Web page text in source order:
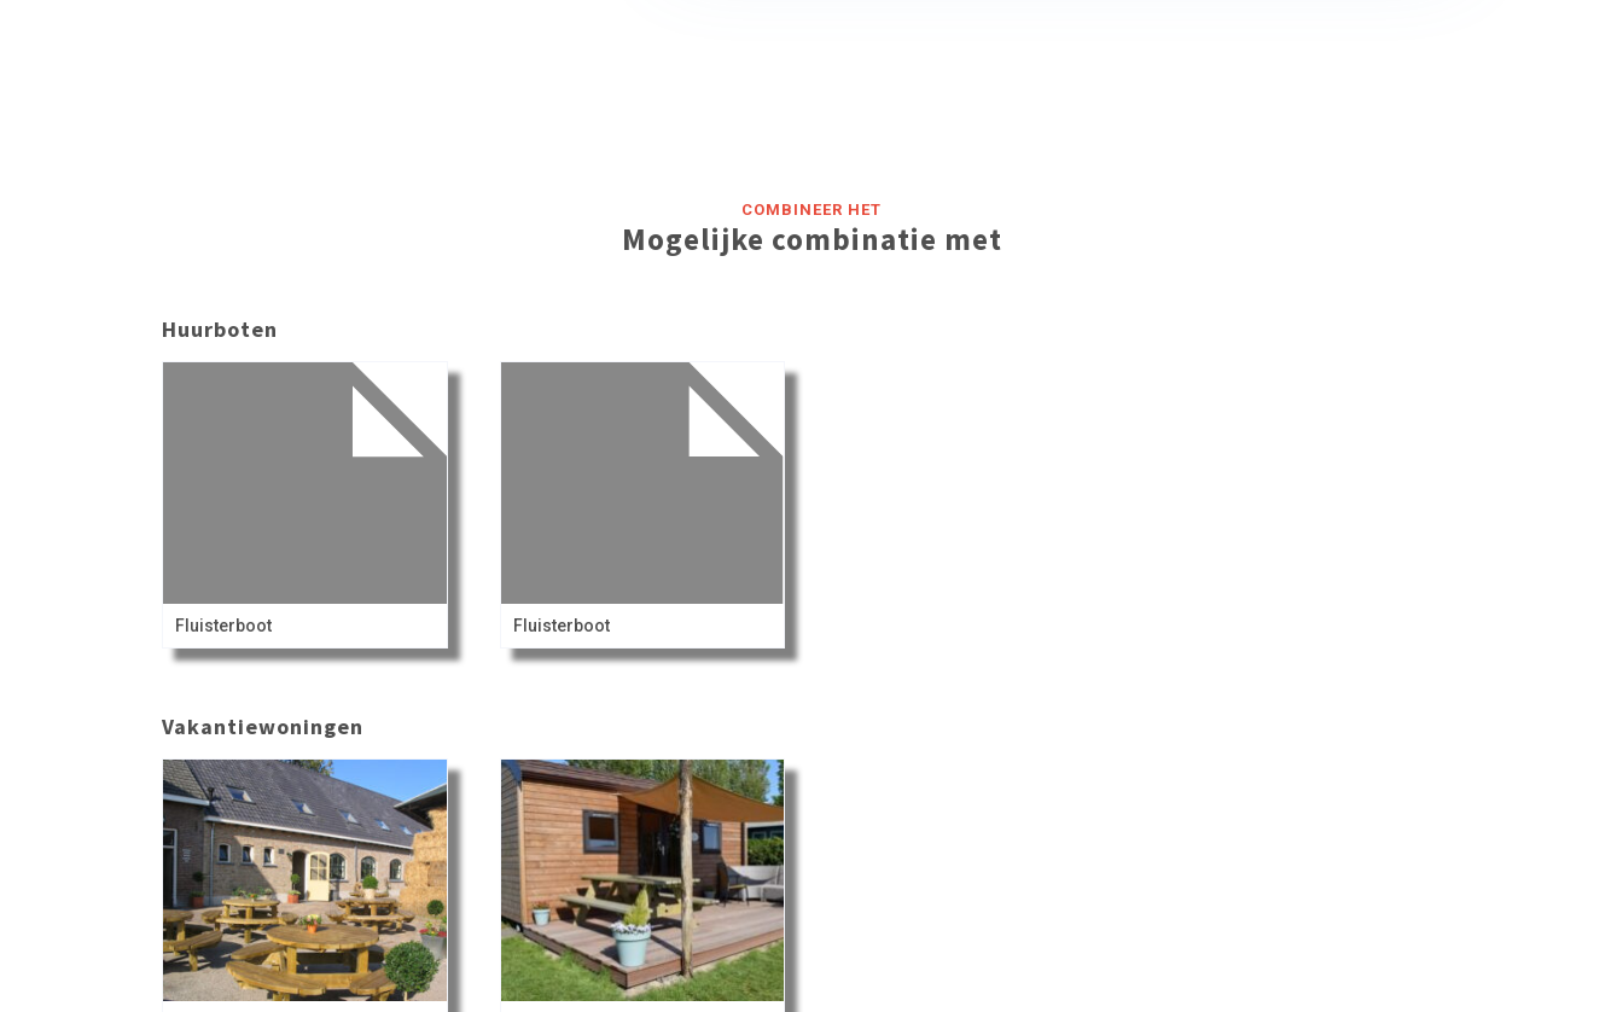
COMBINEER HET
Mogelijke combinatie met
Huurboten
Fluisterboot Fluisterboot
Vakantiewoningen